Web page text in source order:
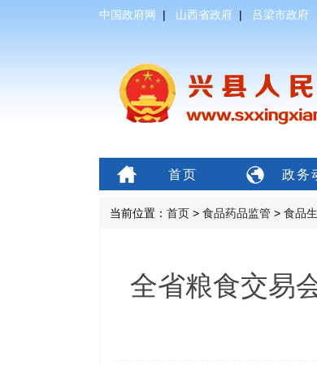
中国政府网 | 山西省政府 | 吕梁市政府
首页 政务
当前位置： 首页 > 食品药品监管 > 食品
全省粮食交易